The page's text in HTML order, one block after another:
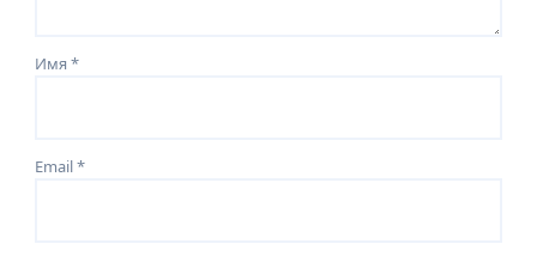
Имя*
Email*